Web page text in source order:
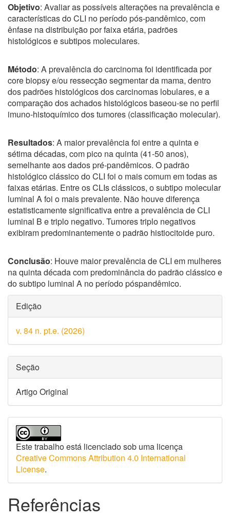
Objetivo: Avaliar as possíveis alterações na prevalência e
características do CLI no período pós-pandêmico, com
ênfase na distribuição por faixa etária, padrões
histológicos e subtipos moleculares.
Método: A prevalência do carcinoma foi identificada por
core biopsy e/ou ressecção segmentar da mama, dentro
dos padrões histológicos dos carcinomas lobulares, e a
comparação dos achados histológicos baseou-se no perfil
imuno-histoquímico dos tumores (classificação molecular).
Resultados: A maior prevalência foi entre a quinta e
sétima décadas, com pico na quinta (41-50 anos),
semelhante aos dados pré-pandêmicos. O padrão
histológico clássico do CLI foi o mais comum em todas as
faixas etárias. Entre os CLIs clássicos, o subtipo molecular
luminal A foi o mais prevalente. Não houve diferença
estatisticamente significativa entre a prevalência de CLI
luminal B e triplo negativo. Tumores triplo negativos
exibiram predominantemente o padrão histiocitoide puro.
Conclusão: Houve maior prevalência de CLI em mulheres
na quinta década com predominância do padrão clássico e
do subtipo luminal A no período póspandêmico.
Detalhes
do
artigo
Edição
v. 84 n. pt.e. (2026)
Seção
Artigo Original
Este trabalho está licenciado sob uma licença
Creative Commons Attribution 4.0 International
License.
Referências